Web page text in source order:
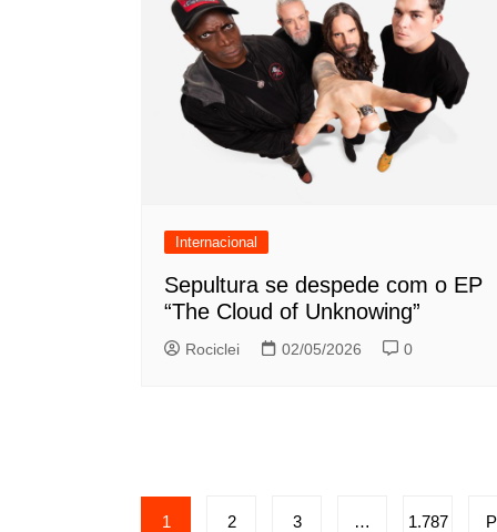
Internacional
Sepultura se despede com o EP
“The Cloud of Unknowing”
Rociclei 02/05/2026 0
Paginação
1 2 3 … 1.787